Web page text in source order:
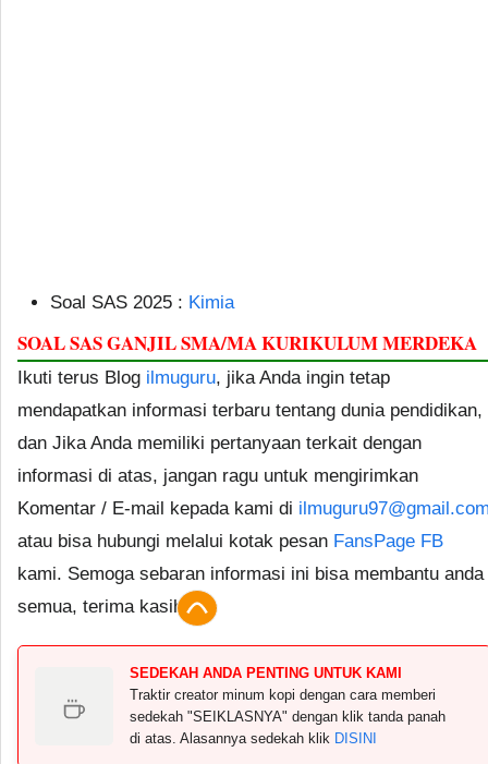
Soal SAS 2025 : Kimia
SOAL SAS GANJIL SMA/MA KURIKULUM MERDEKA
Ikuti terus Blog ilmuguru, jika Anda ingin tetap
mendapatkan informasi terbaru tentang dunia pendidikan,
dan Jika Anda memiliki pertanyaan terkait dengan
informasi di atas, jangan ragu untuk mengirimkan
Komentar / E-mail kepada kami di
atau bisa hubungi melalui kotak pesan FansPage FB
kami. Semoga sebaran informasi ini bisa membantu anda
semua, terima kasih.
SEDEKAH ANDA PENTING UNTUK KAMI
Traktir creator minum kopi dengan cara memberi
sedekah "SEIKLASNYA" dengan klik tanda panah
di atas. Alasannya sedekah klik DISINI